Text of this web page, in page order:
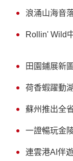
浪涌山海音
Rollin' Wild
田園鋪展新
荷香蝦躍動
蘇州推出全
一證暢玩金
連雲港AI伴